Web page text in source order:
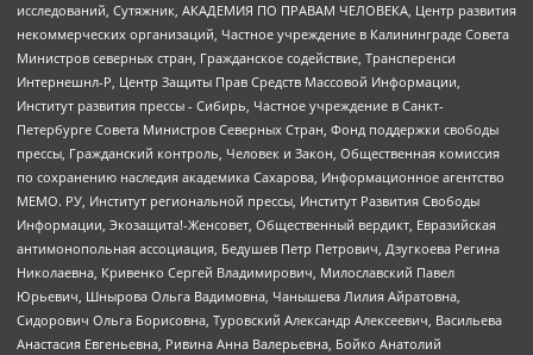
исследований, Сутяжник, АКАДЕМИЯ ПО ПРАВАМ ЧЕЛОВЕКА, Центр развития
некоммерческих организаций, Частное учреждение в Калининграде Совета
Министров северных стран, Гражданское содействие, Трансперенси
Интернешнл-Р, Центр Защиты Прав Средств Массовой Информации,
Институт развития прессы - Сибирь, Частное учреждение в Санкт-
Петербурге Совета Министров Северных Стран, Фонд поддержки свободы
прессы, Гражданский контроль, Человек и Закон, Общественная комиссия
по сохранению наследия академика Сахарова, Информационное агентство
МЕМО. РУ, Институт региональной прессы, Институт Развития Свободы
Информации, Экозащита!-Женсовет, Общественный вердикт, Евразийская
антимонопольная ассоциация, Бедушев Петр Петрович, Дзугкоева Регина
Николаевна, Кривенко Сергей Владимирович, Милославский Павел
Юрьевич, Шнырова Ольга Вадимовна, Чанышева Лилия Айратовна,
Сидорович Ольга Борисовна, Туровский Александр Алексеевич, Васильева
Анастасия Евгеньевна, Ривина Анна Валерьевна, Бойко Анатолий